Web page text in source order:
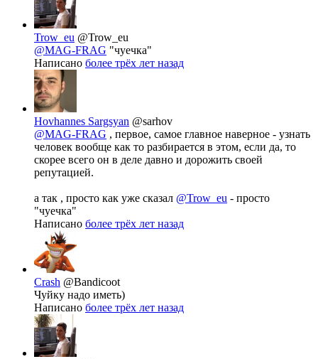
Trow_eu @Trow_eu
@MAG-FRAG "чуечка"
Написано более трёх лет назад
Hovhannes Sargsyan @sarhov
@MAG-FRAG , первое, самое главное наверное - узнать
человек вообще как то разбирается в этом, если да, то
скорее всего он в деле давно и дорожить своей
репутацией.
а так , просто как уже сказал @Trow_eu - просто
"чуечка"
Написано более трёх лет назад
Crash @Bandicoot
Чуйку надо иметь)
Написано более трёх лет назад